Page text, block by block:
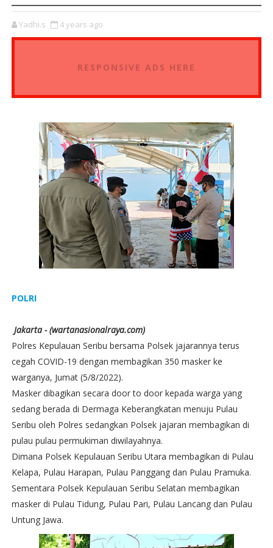
Yadhi.s 4 years ago
RESPONSIVE ADS HERE
POLRI
Jakarta - (wartanasionalraya.com)
Polres Kepulauan Seribu bersama Polsek jajarannya terus
cegah COVID-19 dengan membagikan 350 masker ke
warganya, Jumat (5/8/2022).
Masker dibagikan secara door to door kepada warga yang
sedang berada di Dermaga Keberangkatan menuju Pulau
Seribu oleh Polres sedangkan Polsek jajaran membagikan di
pulau pulau permukiman diwilayahnya.
Dimana Polsek Kepulauan Seribu Utara membagikan di Pulau
Kelapa, Pulau Harapan, Pulau Panggang dan Pulau Pramuka.
Sementara Polsek Kepulauan Seribu Selatan membagikan
masker di Pulau Tidung, Pulau Pari, Pulau Lancang dan Pulau
Untung Jawa.